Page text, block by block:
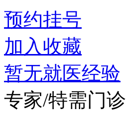
预约挂号
加入收藏
暂无就医经验
专家/特需门诊